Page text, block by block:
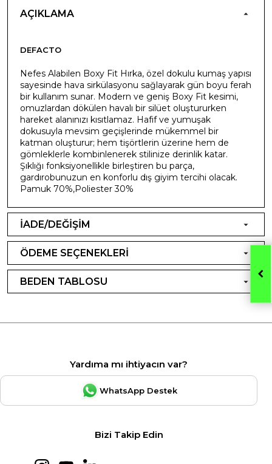
AÇIKLAMA
DEFACTO
Nefes Alabilen Boxy Fit Hırka, özel dokulu kumaş yapısı
sayesinde hava sirkülasyonu sağlayarak gün boyu ferah
bir kullanım sunar. Modern ve geniş Boxy Fit kesimi,
omuzlardan dökülen havalı bir silüet oluştururken
hareket alanınızı kısıtlamaz. Hafif ve yumuşak
dokusuyla mevsim geçişlerinde mükemmel bir
katman oluşturur; hem tişörtlerin üzerine hem de
gömleklerle kombinlenerek stilinize derinlik katar.
Şıklığı fonksiyonellikle birleştiren bu parça,
gardırobunuzun en konforlu dış giyim tercihi olacak.
Pamuk 70%,Poliester 30%
İADE/DEĞİŞİM
ÖDEME SEÇENEKLERİ
BEDEN TABLOSU
Yardıma mı ihtiyacın var?
WhatsApp Destek
Bizi Takip Edin